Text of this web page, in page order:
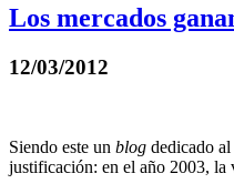
Los mercados
12/03/2012
Siendo este un blog dedicado
justificación: en el año 2003, la